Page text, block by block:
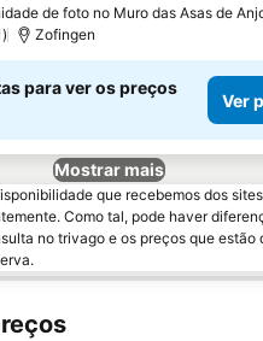
de foto no Muro das Asas de
Zofingen
para ver os preços
Ver
Mostrar mais
que recebemos dos
Como tal, pode haver
no trivago e os preços que estão